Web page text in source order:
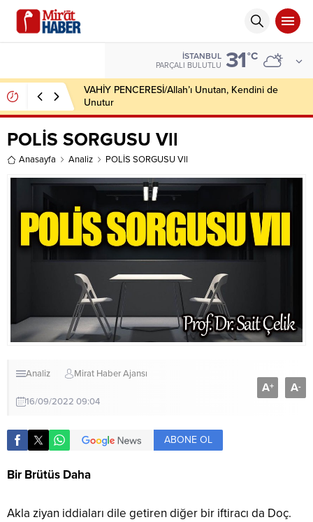
İSTANBUL
PARÇALI BULUTLU 31°C
VAHİY PENCERESİ/Allah’ı Unutan, Kendini de
Unutur
POLİS SORGUSU Vll
Anasayfa Analiz POLİS SORGUSU Vll
Analiz Mirat Haber Ajansı
16/09/2022 09:04
A+ A-
ABONE OL
Bir Brütüs Daha
Akla ziyan iddiaları dile getiren diğer bir iftiracı da Doç.